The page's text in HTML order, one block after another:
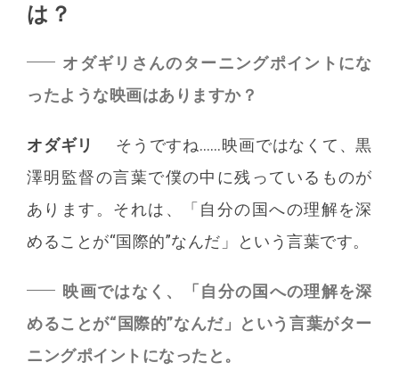
は？
オダギリさんのターニングポイントにな
ったような映画はありますか？
オダギリ
そうですね……映画ではなくて、黒
澤明監督の言葉で僕の中に残っているものが
あります。それは、「自分の国への理解を深
めることが“国際的”なんだ」という言葉です。
映画ではなく、「自分の国への理解を深
めることが“国際的”なんだ」という言葉がター
ニングポイントになったと。